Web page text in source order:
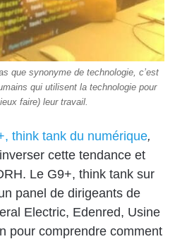
que synonyme de technologie, c’est
qui utilisent la technologie pour
faire) leur travail.
think tank du numérique,
cette tendance et
Le G9+, think tank sur
panel de dirigeants de
Electric, Edenred, Usine
pour comprendre comment